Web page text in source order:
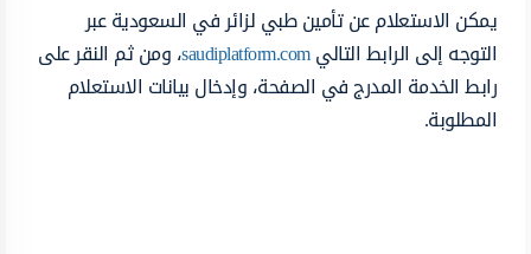
يمكن الاستعلام عن تأمين طبي لزائر في السعودية عبر
التوجه إلى الرابط التاليsaudiplatform.com، ومن ثم النقر على
رابط الخدمة المدرج في الصفحة، وإدخال بيانات الاستعلام
المطلوبة.